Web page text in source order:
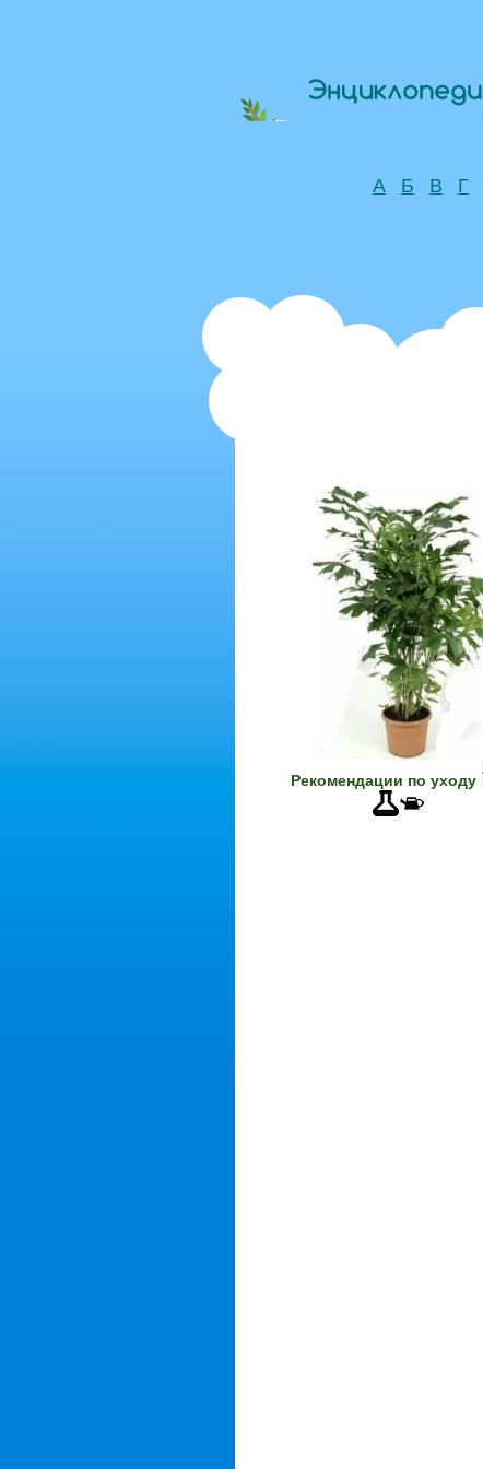
А Б В Г
Рекомендации по уходу